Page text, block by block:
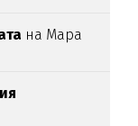
на Мара